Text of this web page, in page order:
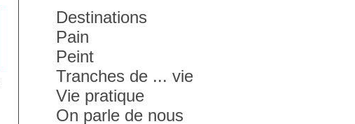
Destinations
Pain
Peint
Tranches de ... vie
Vie pratique
On parle de nous